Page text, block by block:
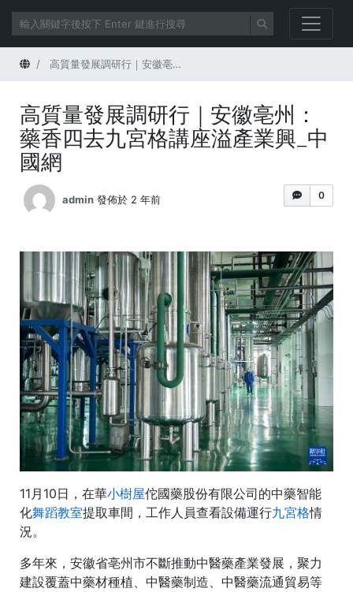
首頁 高質量發展調研行｜安徽亳州：藥香四去九宮格講座溢產業興_中國網
高質量發展調研行｜安徽亳州：
藥香四去九宮格講座溢產業興_中
國網
0
admin 發佈於 2 年前
11月10日，在華小樹屋佗國藥股份有限公司的中藥智能
化舞蹈教室提取車間，工作人員查看設備運行九宮格情
況。
多年來，安徽省亳州市不斷推動中醫藥產業發展，聚力
建設覆蓋中藥材種植、中醫藥制造、中醫藥流通貿易等